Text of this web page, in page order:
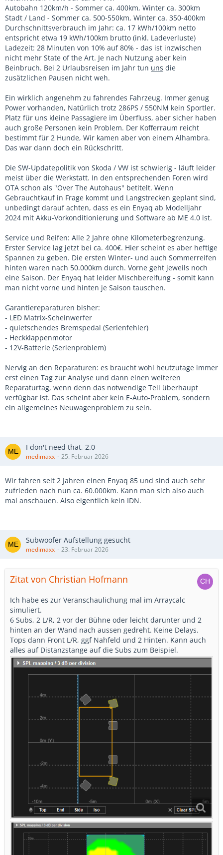
Autobahn 120km/h - Sommer ca. 400km, Winter ca. 300km
Stadt / Land - Sommer ca. 500-550km, Winter ca. 350-400km
Durchschnittsverbrauch im Jahr: ca. 17 kWh/100km netto
entspricht etwa 19 kWh/100km brutto (inkl. Ladeverluste)
Ladezeit: 28 Minuten von 10% auf 80% - das ist inzwischen
nicht mehr State of the Art. Je nach Nutzung aber kein
Beinbruch. Bei 2 Urlaubsreisen im Jahr tun uns die
zusätzlichen Pausen nicht weh.
Ein wirklich angenehm zu fahrendes Fahrzeug. Immer genug
Power vorhanden, Natürlich trotz 286PS / 550NM kein Sportler.
Platz für uns kleine Passagiere im Überfluss, aber sicher haben
auch große Personen kein Problem. Der Kofferraum reicht
bestimmt für 2 Hunde, Wir kamen aber von einem Alhambra.
Das war dann doch ein Rückschritt.
Die SW-Updatepolitik von Skoda / VW ist schwierig - läuft leider
meist über die Werkstatt. In den entsprechenden Foren wird
OTA schon als "Over The Autohaus" betitelt. Wenn
Gebrauchtkauf in Frage kommt und Langstrecken geplant sind,
unbedingt darauf achten, dass es ein Enyaq ab Modelljahr
2024 mit Akku-Vorkonditionierung und Software ab ME 4.0 ist.
Service und Reifen: Alle 2 Jahre ohne Kilometerbegrenzung.
Erster Service lag jetzt bei ca. 400€. Hier scheint es aber heftige
Spannen zu geben. Die ersten Winter- und auch Sommerreifen
hinten waren nach 50.000km durch. Vorne geht jeweils noch
eine Saison. Der Enyaq hat leider Mischbereifung - somit kann
man nicht vorne und hinten je Saison tauschen.
Garantiereparaturen bisher:
- LED Matrix-Scheinwerfer
- quietschendes Bremspedal (Serienfehler)
- Heckklappenmotor
- 12V-Batterie (Serienproblem)
Nervig an den Reparaturen: es braucht wohl heutzutage immer
erst einen Tag zur Analyse und dann einen weiteren
Reparaturtag, wenn denn das notwendige Teil überhaupt
verfügbar ist. Das scheint aber kein E-Auto-Problem, sondern
ein allgemeines Neuwagenproblem zu sein.
I don't need that, 2.0
medimaxx 25. Februar 2026
Wir fahren seit 2 Jahren einen Enyaq 85 und sind auch sehr
zufrieden nach nun ca. 60.000km. Kann man sich also auch
mal anschauen. Also eigentlich kein IDN.
Subwoofer Aufstellung gesucht
medimaxx 23. Februar 2026
Zitat von Christian Hofmann
Ich habe es zur Veranschaulichung mal im Arraycalc
simuliert.
6 Subs, 2 L/R, 2 vor der Bühne oder leicht darunter und 2
hinten an der Wand nach aussen gedreht. Keine Delays.
Tops dann Front L/R, ggf Nahfeld und 2 Hinten. Kann auch
alles auf Distanzstange auf die Subs zum Beispiel.